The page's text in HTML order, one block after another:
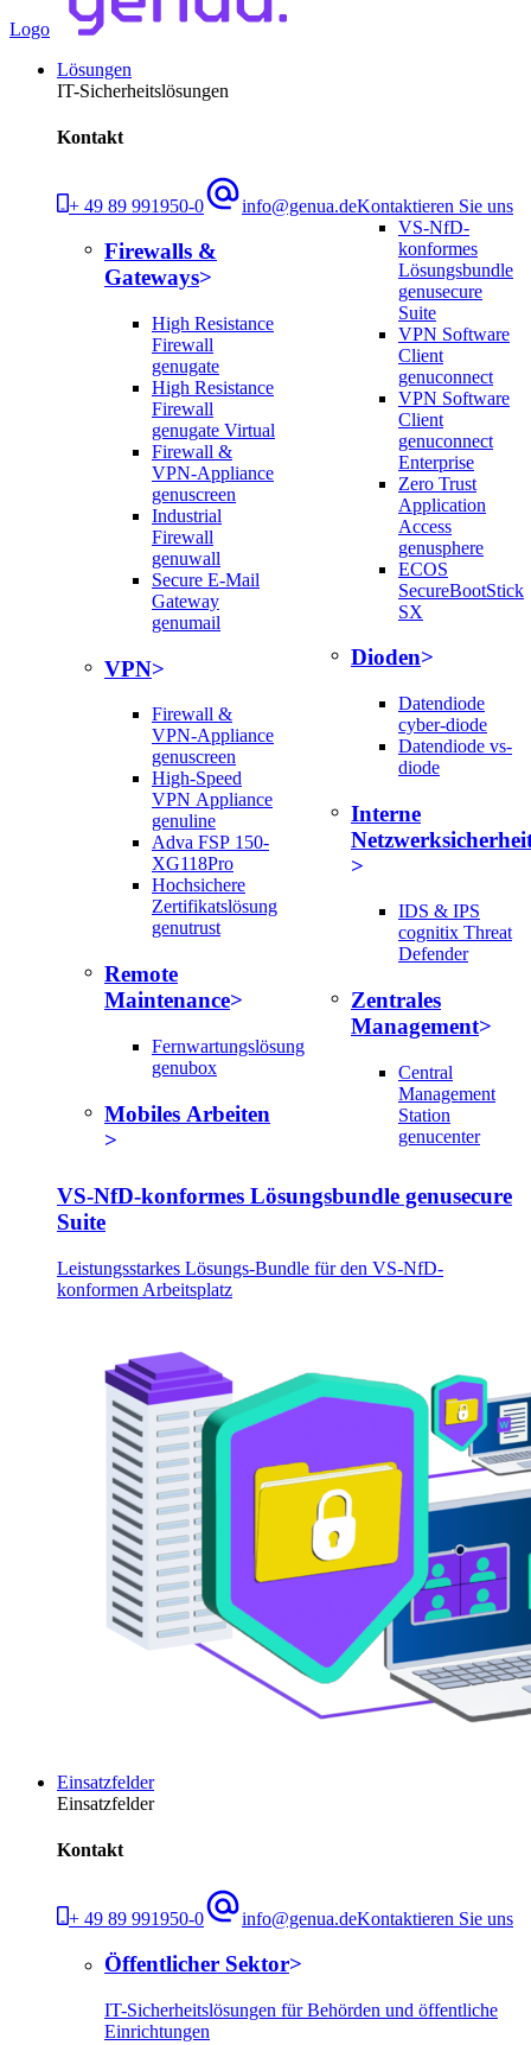
Logo
Lösungen
IT-Sicherheitslösungen
Kontakt
+ 49 89 991950-0 info@genua.deKontaktieren Sie uns
Firewalls &
Gateways
High Resistance
Firewall
genugate
High Resistance
Firewall
genugate Virtual
Firewall &
VPN-Appliance
genuscreen
Industrial
Firewall
genuwall
Secure E-Mail
Gateway
genumail
VPN
Firewall &
VPN-Appliance
genuscreen
High-Speed
VPN Appliance
genuline
Adva FSP 150-
XG118Pro
Hochsichere
Zertifikatslösung
genutrust
Remote
Maintenance
Fernwartungslösung
genubox
Mobiles Arbeiten
VS-NfD-
konformes
Lösungsbundle
genusecure
Suite
VPN Software
Client
genuconnect
VPN Software
Client
genuconnect
Enterprise
Zero Trust
Application
Access
genusphere
ECOS
SecureBootStick
SX
Dioden
Datendiode
cyber-diode
Datendiode vs-
diode
Interne
IDS & IPS
cognitix Threat
Defender
Zentrales
Management
Central
Management
Station
genucenter
VS-NfD-konformes Lösungsbundle genusecure
Suite
Leistungsstarkes Lösungs-Bundle für den VS-NfD-
konformen Arbeitsplatz
Einsatzfelder
Einsatzfelder
Kontakt
+ 49 89 991950-0 info@genua.deKontaktieren Sie uns
Öffentlicher Sektor
IT-Sicherheitslösungen für Behörden und öffentliche
Einrichtungen